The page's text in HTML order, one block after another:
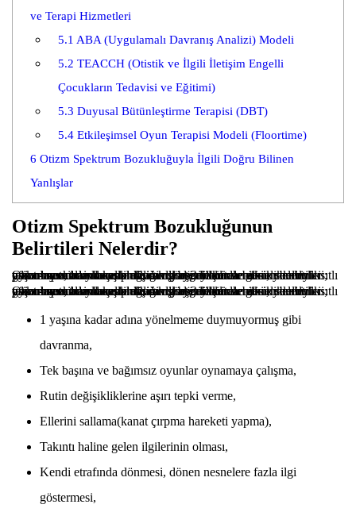
ve Terapi Hizmetleri
5.1 ABA (Uygulamalı Davranış Analizi) Modeli
5.2 TEACCH (Otistik ve İlgili İletişim Engelli
Çocukların Tedavisi ve Eğitimi)
5.3 Duyusal Bütünleştirme Terapisi (DBT)
5.4Etkileşimsel Oyun Terapisi Modeli (Floortime)
6 Otizm Spektrum Bozukluğuyla İlgili Doğru Bilinen
Yanlışlar
Otizm Spektrum Bozukluğunun
Belirtileri Nelerdir?
Otizm spektrum bozukluğunun yaygın olarak bilinen belirtileri; göz temasından kaçınmak, davranış, dikkat ve etkinliklerde kısıtlı tekrarlayıcı basmakalıp davranışlar, 3 yaşından önce sembolik oyun becerilerinde ve iletişim dil becerilerinde gecikmelerin yaşanması, adıyla seslenildiğinde dönüt vermemesi, yineleyici psiko-motor davranışlar olarak gösterilebilir.
Otizm spektrum bozukluğunun yaygın olarak bilinen belirtileri; göz temasından kaçınmak, davranış, dikkat ve etkinliklerde kısıtlı tekrarlayıcı basmakalıp davranışlar, 3 yaşından önce sembolik oyun becerilerinde ve iletişim dil becerilerinde gecikmelerin yaşanması, adıyla seslenildiğinde dönüt vermemesi, yineleyici psiko-motor davranışlar olarak gösterilebilir.
1 yaşına kadar adına yönelmeme duymuyormuş gibi
davranma,
Tek başına ve bağımsız oyunlar oynamaya çalışma,
Rutin değişikliklerine aşırı tepki verme,
Ellerini sallama(kanat çırpma hareketi yapma),
Takıntı haline gelen ilgilerinin olması,
Kendi etrafında dönmesi, dönen nesnelere fazla ilgi
göstermesi,